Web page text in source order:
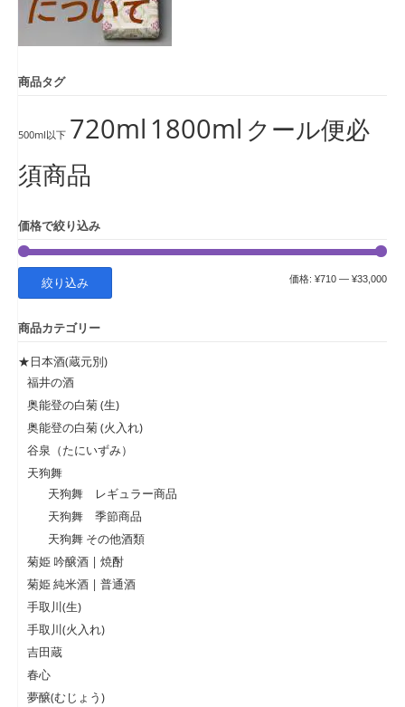
商品タグ
500ml以下 720ml 1800ml クール便必
須商品
価格で絞り込み
最
最
絞り込み 価格: ¥710 — ¥33,000
商品カテゴリー
★日本酒(蔵元別)
福井の酒
奥能登の白菊 (生)
奥能登の白菊 (火入れ)
谷泉（たにいずみ）
天狗舞
天狗舞 レギュラー商品
天狗舞 季節商品
天狗舞 その他酒類
菊姫 吟醸酒 | 焼酎
菊姫 純米酒 | 普通酒
手取川(生)
手取川(火入れ)
吉田蔵
春心
夢醸(むじょう)